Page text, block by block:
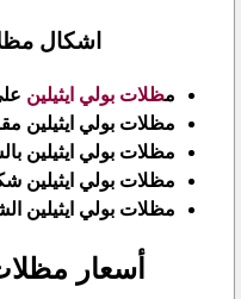
اشكال
مظلات بولي ايثيلين
مظلات بولي ايثيلين
مظلات بولي ايثيلين
مظلات بولي ايثيلين
مظلات بولي ايثيلين
أسعار